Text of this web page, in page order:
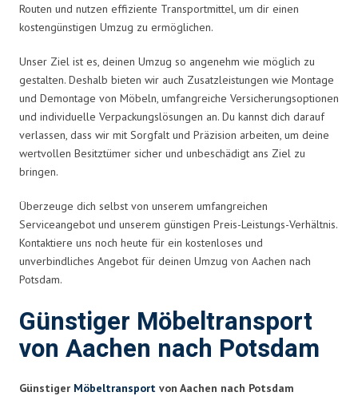
Routen und nutzen effiziente Transportmittel, um dir einen
kostengünstigen Umzug zu ermöglichen.
Unser Ziel ist es, deinen Umzug so angenehm wie möglich zu
gestalten. Deshalb bieten wir auch Zusatzleistungen wie Montage
und Demontage von Möbeln, umfangreiche Versicherungsoptionen
und individuelle Verpackungslösungen an. Du kannst dich darauf
verlassen, dass wir mit Sorgfalt und Präzision arbeiten, um deine
wertvollen Besitztümer sicher und unbeschädigt ans Ziel zu
bringen.
Überzeuge dich selbst von unserem umfangreichen
Serviceangebot und unserem günstigen Preis-Leistungs-Verhältnis.
Kontaktiere uns noch heute für ein kostenloses und
unverbindliches Angebot für deinen Umzug von Aachen nach
Potsdam.
Günstiger Möbeltransport
von Aachen nach Potsdam
Günstiger Möbeltransport von Aachen nach Potsdam